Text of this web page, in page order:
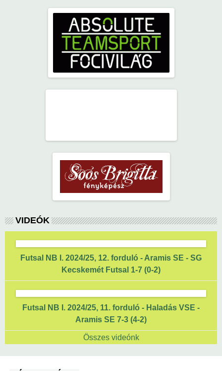
VIDEÓK
Futsal NB I. 2024/25, 12. forduló - Aramis SE - SG
Kecskemét Futsal 1-7 (0-2)
Futsal NB I. 2024/25, 11. forduló - Haladás VSE -
Aramis SE 7-3 (4-2)
Összes videónk